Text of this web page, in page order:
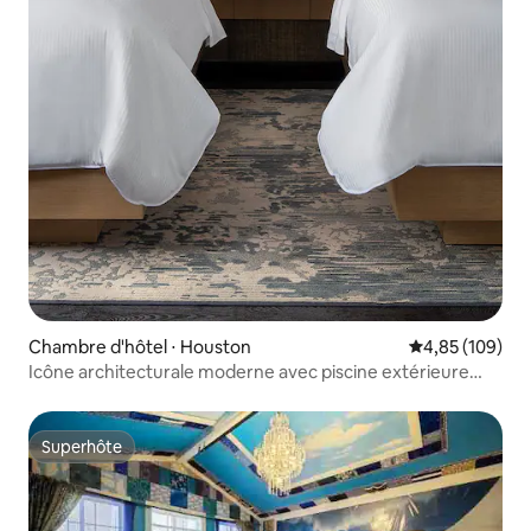
Chambre d'hôtel ⋅ Houston Évaluation
4,85 (109)
Icône architecturale moderne avec piscine extérieure
Superhôte
Superhôte